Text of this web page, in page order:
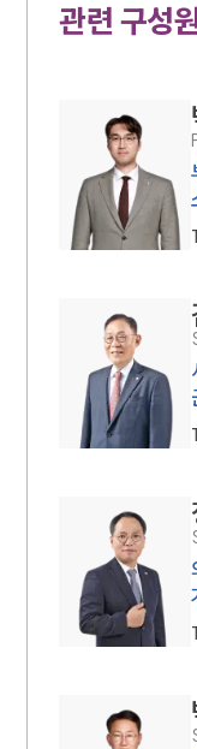
관련 구성